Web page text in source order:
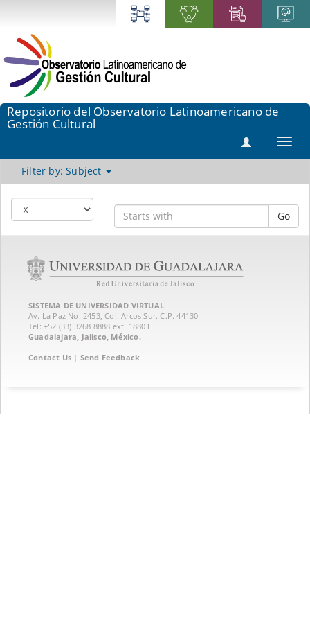
Repositorio del Observatorio Latinoamericano de
Gestión Cultural
Filter by: Subject
Go
SISTEMA DE UNIVERSIDAD VIRTUAL
Av. La Paz No. 2453, Col. Arcos Sur. C.P. 44130
Tel: +52 (33) 3268 8888‏ ext. 18801
Guadalajara, Jalisco, México.
Contact Us | Send Feedback